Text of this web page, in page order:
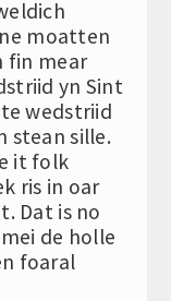
moatten
fin mear
yn Sint
wedstriid
stean sille.
it folk
ris in oar
Dat is no
de holle
foaral